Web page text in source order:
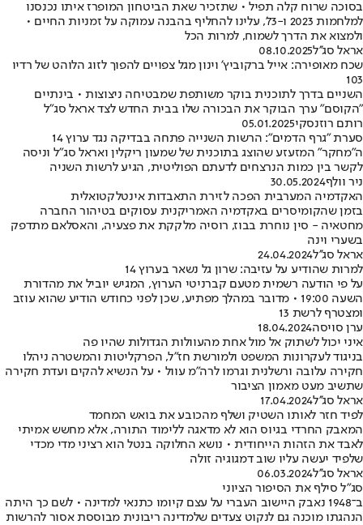
בסוכה שרוח קלה תפיל • שתזכיר שאת הביטחון המופרז איתו נכנסנו
למלחמות 2023 ו-73', עלינו להחליף בהבנה עמוקה על זמניות החיים •
ולמצוא את הדרך לשמוח, למרות הכל
אראל סג''ל08.10.2025
שכח מאופירה: אייל ברקוביץ' וינון מגל צפויים להפוך לזוג הלוהט של רדיו
103
השניים בדרך לתוכנית בוקר משותפת שמבטיחה ניצוצות • בינתיים
"הקוסם" ערך הבוקר את הבכורה שלו בבית החדש לצד אראל סג"ל
רותם רוזנסקי05.01.2025
סערת "גרף הדמים": הרשות השנייה פתחה בבדיקה נגד ערוץ 14
ה"מחקר" המזעזע שהוצג בתוכנית של שמעון ריקלין ואראל סג"ל וניסה
לקשר בין כמות הנרצחים לדעתם הפוליטית, הגיע לרשות השניה
ניר וולף30.05.2024
האקדמיה המערבית הפכה לזירת התאבדות אינטלקטואלית
בזמן שהקומיסרים באקדמיה האמריקנית עסוקים בטיהור החברה
מחטאיה - סין נוחרת בבוז, רוסיה מלקקת את פצעיה, והאסלאם מתדפק
בשערי וינה
אראל סג''ל24.04.2024
למרות שהודיע על עזיבה: שרון גל נשאר בערוץ 14
על פי הודעה רשמית מטעם קברניטי הערוץ, המגיש יוביל את מהדורת
השעה 19:00 • מדובר במהלך מפתיע, שכן לפני כחודש הודיע שהוא עוזב
ומצטרף לרשת 13
ערן סויסה18.04.2024
איני יכול לשתוק אל מול אחת מהעוולות הגדולות שהיו פה
בניגוד לעקרונות המשפט ולמורשת חז"ל, הפרקליטות והמשטרה ניהלו
חקירה עלובה ורשלנית וגרמו לרה"מ עוול • על הנשיא להקים ועדת חקירה
שתשיב מעט מאמון הציבור
אראל סג''ל17.04.2024
לפיד חזר לאותו השטיק ושלף מהכובע את בואש המחמד
המאבק החרדי בגיוס הוא לא מדאגה ללימוד התורה, אלא מחשש אמיתי
לאבד את הזהות הייחודית • נושא החלוקה בנטל הוא רציני מדי מכדי
שלפיד יעשה עליו שוב דמגוגיה זולה
אראל סג''ל06.03.2024
סג"ל סילף את הסיפור הציוני
ב־1948 נאבק היישוב העברי על עצם קיומו כתנאי למדינה • לשם כך היתה
הנהגתו מוכנה גם לנקוט צעדים שלמדינה ריבונית מבוססת אסור להרשות